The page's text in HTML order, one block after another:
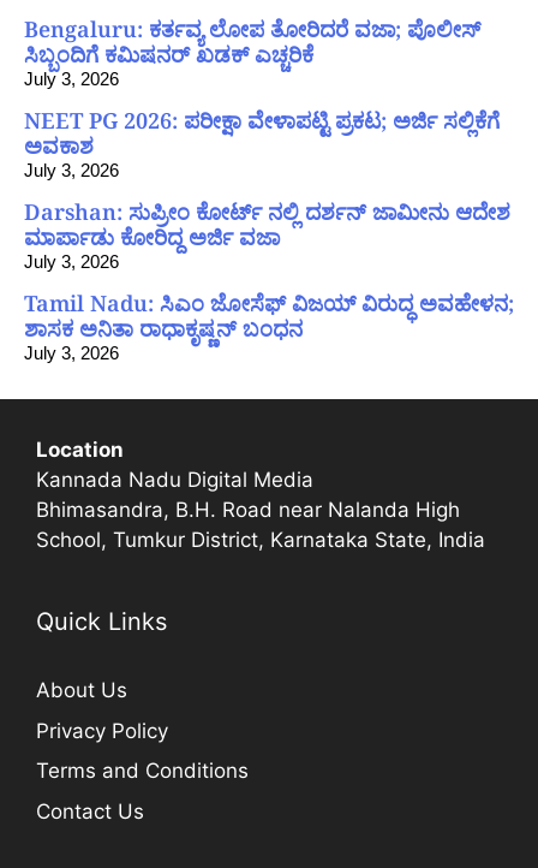
Bengaluru: ಕರ್ತವ್ಯ ಲೋಪ ತೋರಿದರೆ ವಜಾ; ಪೊಲೀಸ್
ಸಿಬ್ಬಂದಿಗೆ ಕಮಿಷನರ್ ಖಡಕ್ ಎಚ್ಚರಿಕೆ
July 3, 2026
NEET PG 2026: ಪರೀಕ್ಷಾ ವೇಳಾಪಟ್ಟಿ ಪ್ರಕಟ; ಅರ್ಜಿ ಸಲ್ಲಿಕೆಗೆ
ಅವಕಾಶ
July 3, 2026
Darshan: ಸುಪ್ರೀಂ ಕೋರ್ಟ್ ನಲ್ಲಿ ದರ್ಶನ್ ಜಾಮೀನು ಆದೇಶ
ಮಾರ್ಪಾಡು ಕೋರಿದ್ದ ಅರ್ಜಿ ವಜಾ
July 3, 2026
Tamil Nadu: ಸಿಎಂ ಜೋಸೆಫ್ ವಿಜಯ್ ವಿರುದ್ಧ ಅವಹೇಳನ;
ಶಾಸಕ ಅನಿತಾ ರಾಧಾಕೃಷ್ಣನ್ ಬಂಧನ
July 3, 2026
Location
Kannada Nadu Digital Media
Bhimasandra, B.H. Road near Nalanda High
School, Tumkur District, Karnataka State, India
Quick Links
About Us
Privacy Policy
Terms and Conditions
Contact Us